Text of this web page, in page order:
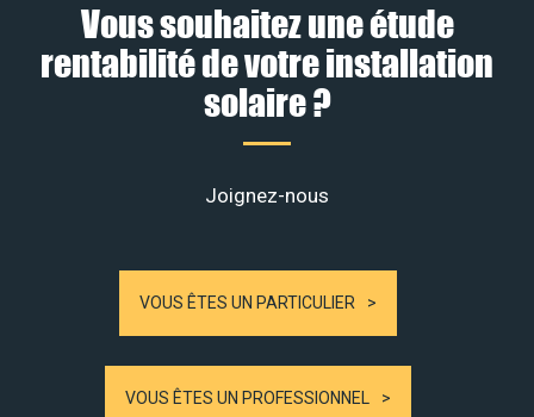
Vous souhaitez une étude
rentabilité de votre installation
solaire ?
Joignez-nous
VOUS ÊTES UN PARTICULIER
VOUS ÊTES UN PROFESSIONNEL